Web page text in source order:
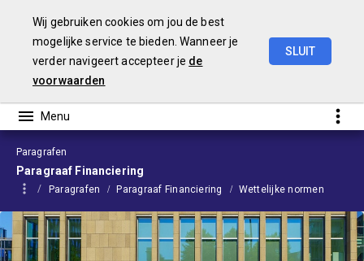
Wij gebruiken cookies om jou de best
mogelijke service te bieden. Wanneer je
verder navigeert accepteer je de
voorwaarden
SLUIT
Paragrafen
Paragraaf Financiering
Paragrafen Paragraaf Financiering Wettelijke normen